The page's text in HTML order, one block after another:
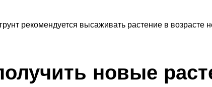
рекомендуется высаживать растение в возрасте
новые